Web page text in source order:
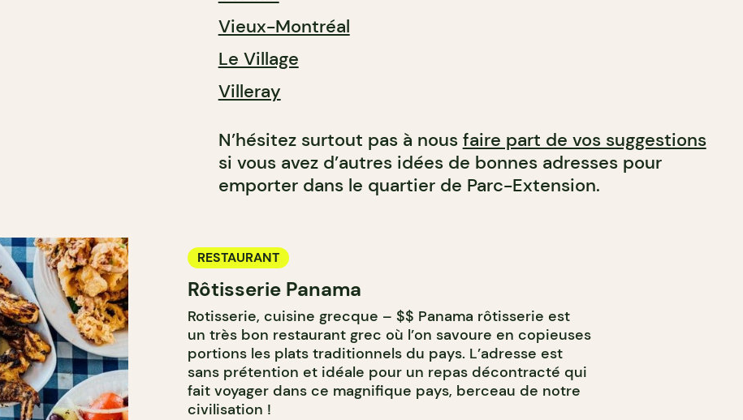
Vieux-Montréal
Le Village
Villeray
N’hésitez surtout pas à nous faire part de vos suggestions
si vous avez d’autres idées de bonnes adresses pour
emporter dans le quartier de Parc-Extension.
RESTAURANT
Rôtisserie Panama
Rotisserie, cuisine grecque – $$ Panama rôtisserie est
un très bon restaurant grec où l’on savoure en copieuses
portions les plats traditionnels du pays. L’adresse est
sans prétention et idéale pour un repas décontracté qui
fait voyager dans ce magnifique pays, berceau de notre
civilisation !